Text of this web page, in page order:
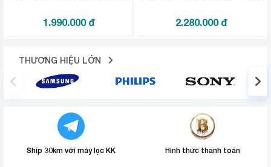
lợi, giúp làm sạch nhanh gọn, nhẹ nhàng tới mọi
ngóc ngách trong ngôi nhà bạn
1.990.000 đ 2.280.000 đ
THƯƠNG HIỆU LỚN
Ship 30km với máy lọc KK Hình thức thanh toán